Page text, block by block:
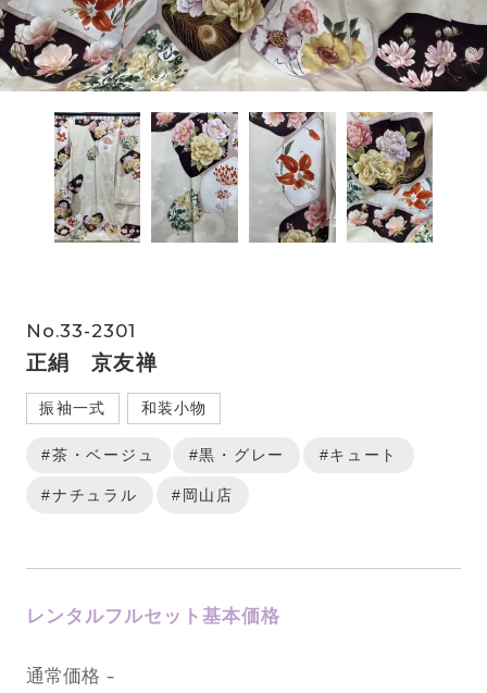
No.33-2301
正絹 京友禅
振袖一式 和装小物
#茶・ベージュ #黒・グレー #キュート
#ナチュラル #岡山店
レンタルフルセット基本価格
通常価格 -